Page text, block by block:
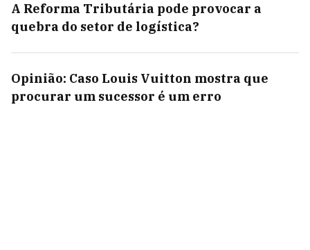
A Reforma Tributária pode provocar a
quebra do setor de logística?
Opinião: Caso Louis Vuitton mostra que
procurar um sucessor é um erro